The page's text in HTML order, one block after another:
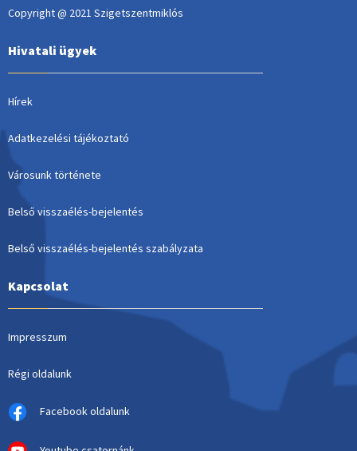
Copyright @ 2021 Szigetszentmiklós
Hivatali ügyek
Hírek
Adatkezelési tájékoztató
Városunk története
Belső visszaélés-bejelentés
Belső visszaélés-bejelentés szabályzata
Kapcsolat
Impresszum
Régi oldalunk
Facebook oldalunk